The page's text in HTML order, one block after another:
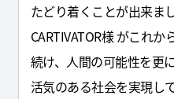
たどり着くことが出来ま
CARTIVATOR様 がこれ
続け、人間の可能性を更
活気のある社会を実現し